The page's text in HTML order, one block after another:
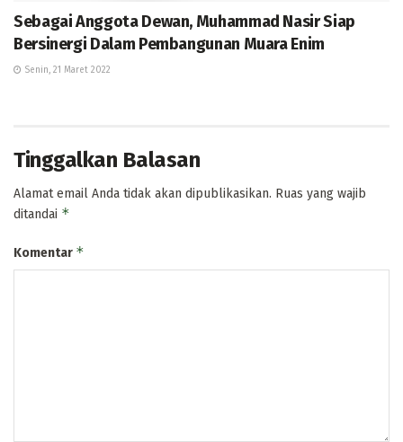
Sebagai Anggota Dewan, Muhammad Nasir Siap
Bersinergi Dalam Pembangunan Muara Enim
Senin, 21 Maret 2022
Tinggalkan Balasan
Alamat email Anda tidak akan dipublikasikan. Ruas yang wajib
ditandai *
Komentar *